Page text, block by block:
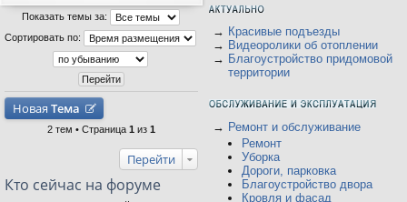
Показать темы за:
Сортировать по:
Новая Тема
2 тем • Страница 1 из 1
Перейти
Кто сейчас на форуме
→ Красивые подъезды
→ Видеоролики об отоплении
→ Благоустройство придомовой
территории
→ Ремонт и обслуживание
Ремонт
Уборка
Дороги, парковка
Благоустройство двора
Кровля и фасад